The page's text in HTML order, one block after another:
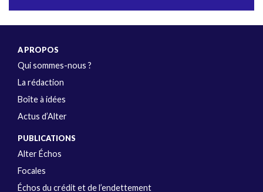
A PROPOS
Qui sommes-nous ?
La rédaction
Boîte à idées
Actus d’Alter
PUBLICATIONS
Alter Échos
Focales
Échos du crédit et de l’endettement